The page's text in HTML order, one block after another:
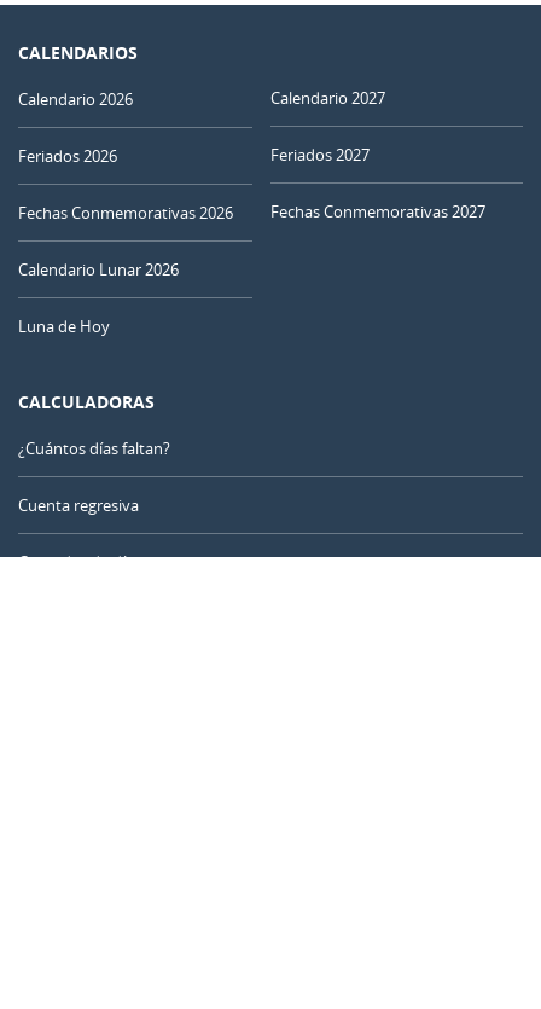
CALENDARIOS
Calendario 2026
Feriados 2026
Fechas Conmemorativas 2026
Calendario Lunar 2026
Luna de Hoy
Calendario 2027
Feriados 2027
Fechas Conmemorativas 2027
CALCULADORAS
¿Cuántos días faltan?
Cuenta regresiva
Contador de días